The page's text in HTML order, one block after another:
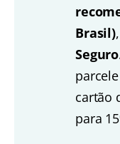
Brasil)
Seguro
cartão
para